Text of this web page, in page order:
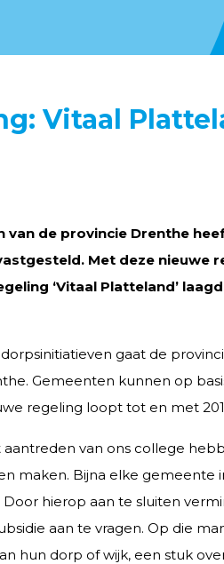
Vitaal
van de provincie Drenthe
Met deze nieuwe
‘Vitaal Platteland’
gaat de
Gemeenten kunnen op
regeling loopt tot en met
van ons college
maken. Bijna elke
hierop aan te sluiten
aan te vragen. Op die
hun dorp of wijk, een stuk